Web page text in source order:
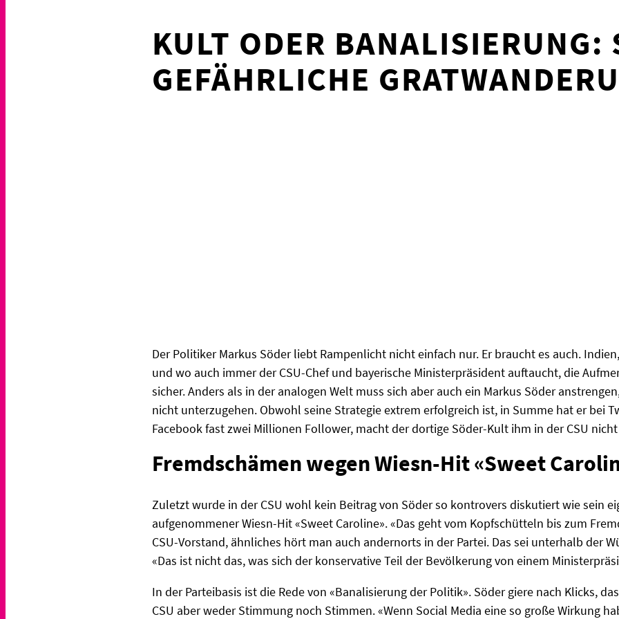
KULT ODER BANALISIERUNG:
GEFÄHRLICHE
Der Politiker Markus Söder liebt Rampenlicht nicht einfach nur. Er braucht es auch.
und wo auch immer der CSU-Chef und bayerische Ministerpräsident auftaucht, die
sicher. Anders als in der analogen Welt muss sich aber auch ein Markus Söder
nicht unterzugehen. Obwohl seine Strategie extrem erfolgreich ist, in Summe hat er bei
Facebook fast zwei Millionen Follower, macht der dortige Söder-Kult ihm in der CSU
Fremdschämen wegen Wiesn-Hit «Sweet
Zuletzt wurde in der CSU wohl kein Beitrag von Söder so kontrovers diskutiert wie sein
aufgenommener Wiesn-Hit «Sweet Caroline». «Das geht vom Kopfschütteln bis zum
CSU-Vorstand, ähnliches hört man auch andernorts in der Partei. Das sei unterhalb der
«Das ist nicht das, was sich der konservative Teil der Bevölkerung von einem
In der Parteibasis ist die Rede von «Banalisierung der Politik». Söder giere nach Klicks,
CSU aber weder Stimmung noch Stimmen. «Wenn Social Media eine so große Wirkung